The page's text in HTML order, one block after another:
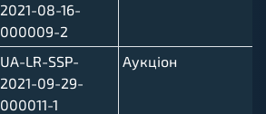
2021-08-16-
000009-2
UA-LR-SSP-
2021-09-29-
000011-1
Аукціон